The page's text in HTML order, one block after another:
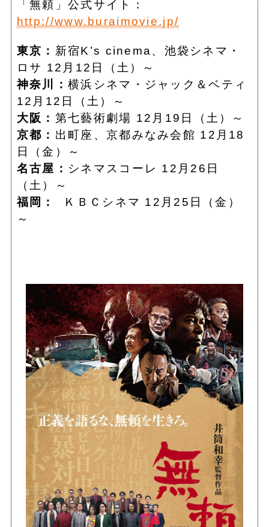
「無頼」公式サイト：
http://www.buraimovie.jp/
東京： 新宿K’s cinema、池袋シネマ・
ロサ 12月12日（土）～
神奈川：横浜シネマ・ジャック＆ベティ
12月12日（土）～
大阪： 第七藝術劇場 12月19日（土）～
京都： 出町座、京都みなみ会館 12月18
日（金）～
名古屋： シネマスコーレ 12月26日
（土）～
福岡：
ＫＢＣシネマ 12月25日（金）
～